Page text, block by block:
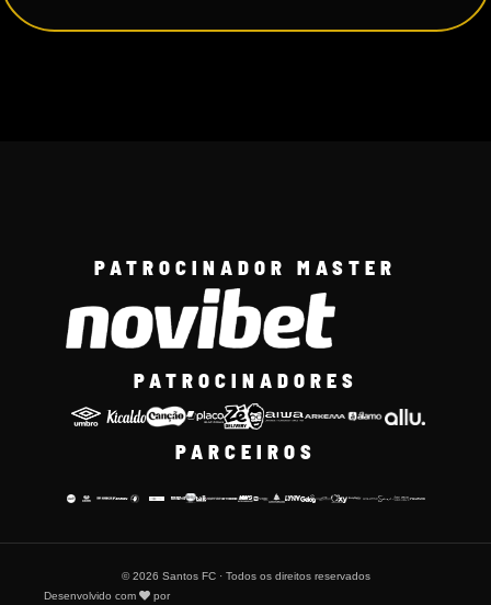
PATROCINADOR MASTER
PATROCINADORES
PARCEIROS
© 2026 Santos FC · Todos os direitos reservados
Desenvolvido com
por